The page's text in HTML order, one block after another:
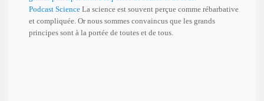
Podcast Science La science est souvent perçue comme rébarbative
et compliquée. Or nous sommes convaincus que les grands
principes sont à la portée de toutes et de tous.